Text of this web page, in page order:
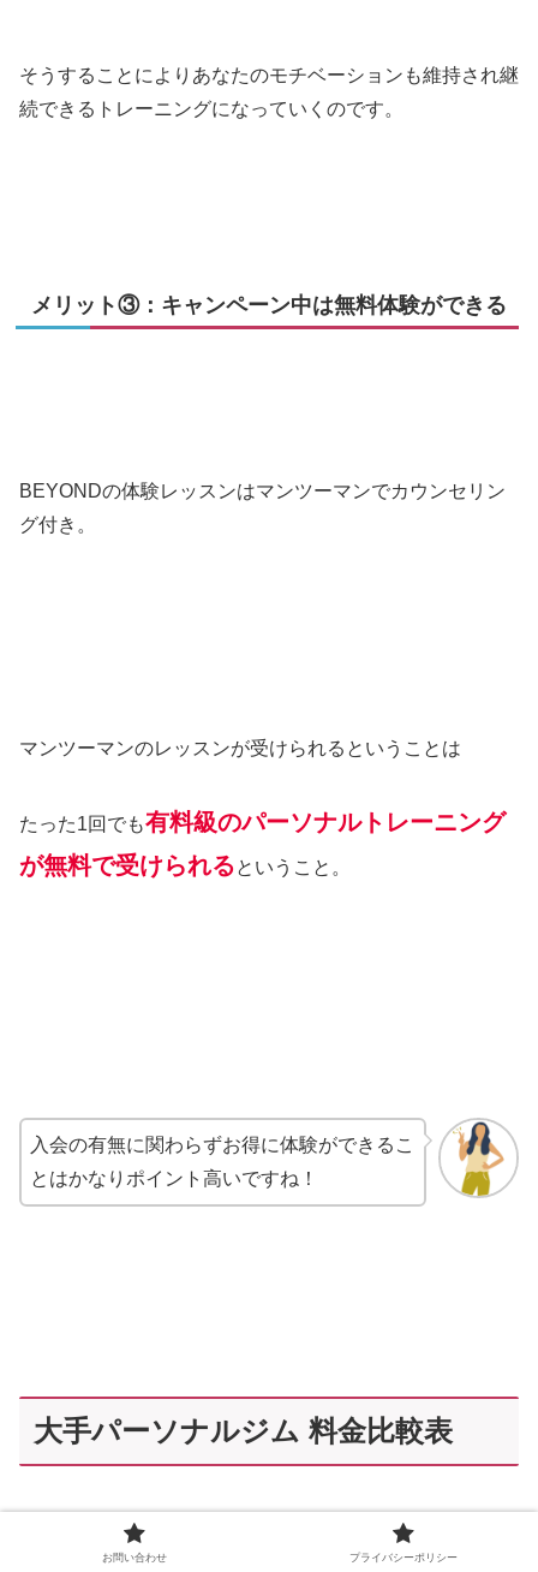
そうすることによりあなたのモチベーションも維持され継
続できるトレーニングになっていくのです。
メリット③：キャンペーン中は無料体験ができる
BEYONDの体験レッスンはマンツーマンでカウンセリン
グ付き。
マンツーマンのレッスンが受けられるということは
たった1回でも有料級のパーソナルトレーニング
が無料で受けられるということ。
入会の有無に関わらずお得に体験ができるこ
とはかなりポイント高いですね！
大手パーソナルジム 料金比較表
お問い合わせ プライバシーポリシー